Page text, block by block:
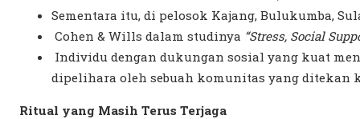
Sementara itu, di pelosok Kajang, Bulukumba,
Cohen & Wills dalam studinya “Stress, Social
Individu dengan dukungan sosial yang kuat
dipelihara oleh sebuah komunitas yang ditekan
Ritual yang Masih Terus Terjaga